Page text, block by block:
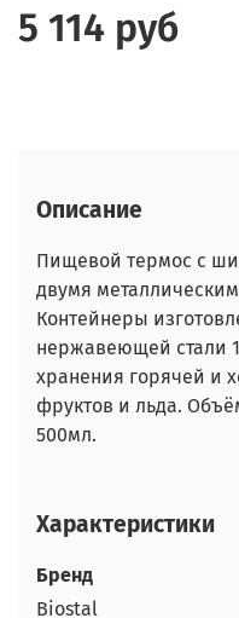
5 114 руб
Описание
Пищевой термос с
двумя
Контейнеры
нержавеющей стали
хранения горячей и
фруктов и льда.
500мл.
Характеристики
Бренд
Biostal